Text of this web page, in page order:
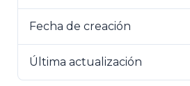
Fecha de creación
Última actualización